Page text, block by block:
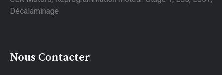
Décalaminage
Nous Contacter